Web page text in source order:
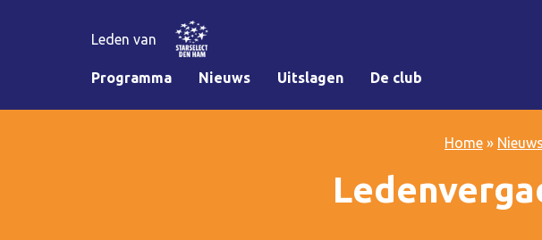
Leden van
Programma Nieuws Uitslagen De club
Home » Nieuws